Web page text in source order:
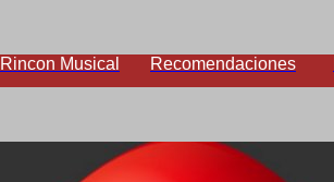
Rincon Musical Recomendaciones